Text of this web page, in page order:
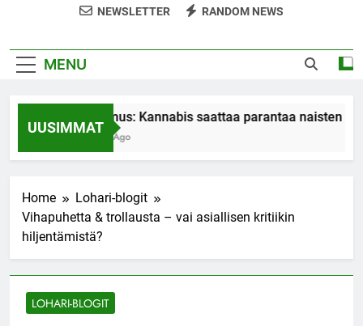
NEWSLETTER RANDOM NEWS
MENU
UUSIMMAT
Tutkimus: Kannabis saattaa parantaa naisten
7 Years Ago
Home
Lohari-blogit
Vihapuhetta & trollausta – vai asiallisen kritiikin
hiljentämistä?
LOHARI-BLOGIT